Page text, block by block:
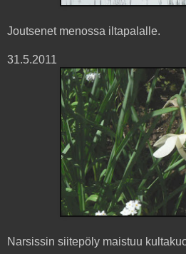
Joutsenet menossa iltapalalle.
31.5.2011
Narsissin siitepöly maistuu